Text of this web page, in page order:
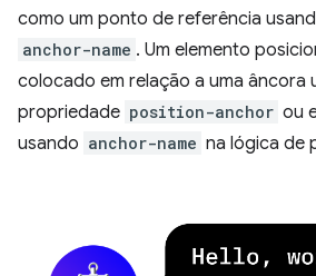
como um ponto de referência
anchor-name . Um elemento
colocado em relação a uma âncora
propriedade position-anchor ou
usando anchor-name na lógica de